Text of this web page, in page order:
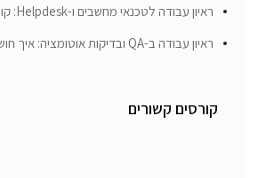
ראיון עבודה לטכנאי מחשבים ו-Helpdesk: קו ההגנה הראשון
ראיון עבודה ב-QA ובדיקות אוטומציה: איך חושבים כמו בודק תוכנה
קורסים קשורים